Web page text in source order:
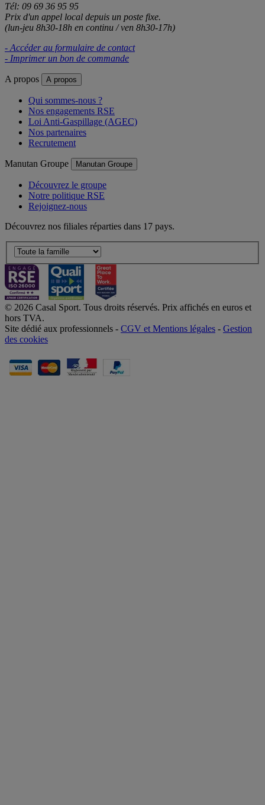
Tél: 09 69 36 95 95
Prix d'un appel local depuis un poste fixe.
(lun-jeu 8h30-18h en continu / ven 8h30-17h)
- Accéder au formulaire de contact
- Imprimer un bon de commande
A propos A propos
Qui sommes-nous ?
Nos engagements RSE
Loi Anti-Gaspillage (AGEC)
Nos partenaires
Recrutement
Manutan Groupe Manutan Groupe
Découvrez le groupe
Notre politique RSE
Rejoignez-nous
Découvrez nos filiales réparties dans 17 pays.
© 2026 Casal Sport. Tous droits réservés. Prix affichés en euros et
hors TVA.
Site dédié aux professionnels - CGV et Mentions légales - Gestion
des cookies